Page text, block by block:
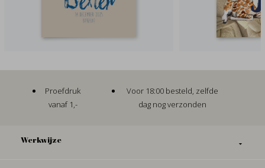
Proefdruk
vanaf 1,-
Voor 18:00 besteld, zelfde
dag nog verzonden
Werkwijze